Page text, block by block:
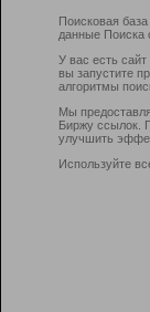
Поисковая
данные Поиска
У вас есть
вы запустите
алгоритмы
Мы
Биржу ссылок.
улучшить
Используйте